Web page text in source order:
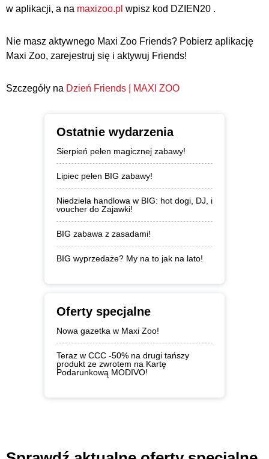
w aplikacji, a na maxizoo.pl wpisz kod DZIEN20 .
Nie masz aktywnego Maxi Zoo Friends? Pobierz aplikację
Maxi Zoo, zarejestruj się i aktywuj Friends!
Szczegóły na Dzień Friends | MAXI ZOO
Ostatnie wydarzenia
Sierpień pełen magicznej zabawy!
Lipiec pełen BIG zabawy!
Niedziela handlowa w BIG: hot dogi, DJ, i
voucher do Zajawki!
BIG zabawa z zasadami!
BIG wyprzedaże? My na to jak na lato!
Oferty specjalne
Nowa gazetka w Maxi Zoo!
Teraz w CCC -50% na drugi tańszy
produkt ze zwrotem na Kartę
Podarunkową MODIVO!